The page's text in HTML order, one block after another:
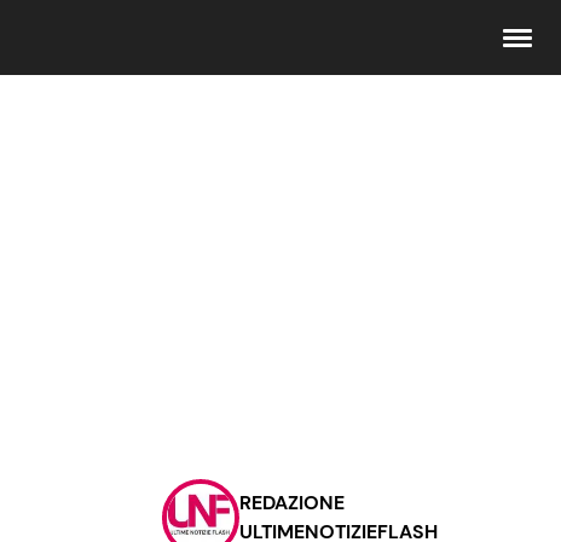
Contattaci
Pubblicità
REDAZIONE
ULTIMENOTIZIEFLASH